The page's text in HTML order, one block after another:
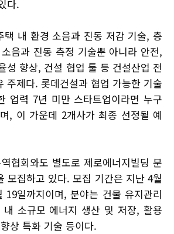
다.
택 내 환경 소음과 진동 저감 기술, 층
음과 진동 측정 기술뿐 아니라 안전,
성 향상, 건설 협업 툴 등 건설산업 전
주제다. 롯데건설과 협업 가능한 기술
업력 7년 미만 스타트업이라면 누구
, 이 가운데 2개사가 최종 선정될 예
협회와도 별도로 제로에너지빌딩 분
모집하고 있다. 모집 기간은 지난 4월
19일까지이며, 분야는 건물 유지관리
소규모 에너지 생산 및 저장, 활용
상 특화 기술 등이다.